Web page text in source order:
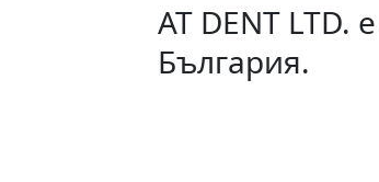
АТ DENT LTD.
България.